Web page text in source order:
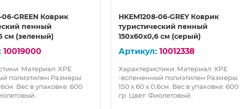
06-GREEN Коврик
пенный
см (зеленый)
10019000
Материал: XPE
полиэтилен Размеры:
Вес в упаковке: 600
HKEM1208-06-GREY Коврик
туристический пенный
150х60х0,6 см (серый)
10012338
Характеристики: Материал: XPE
-вспененный полиэтилен Размеры:
150 х 60 х 0,6см. Вес в упаковке: 600
гр. Цвет: Фиолетовый..